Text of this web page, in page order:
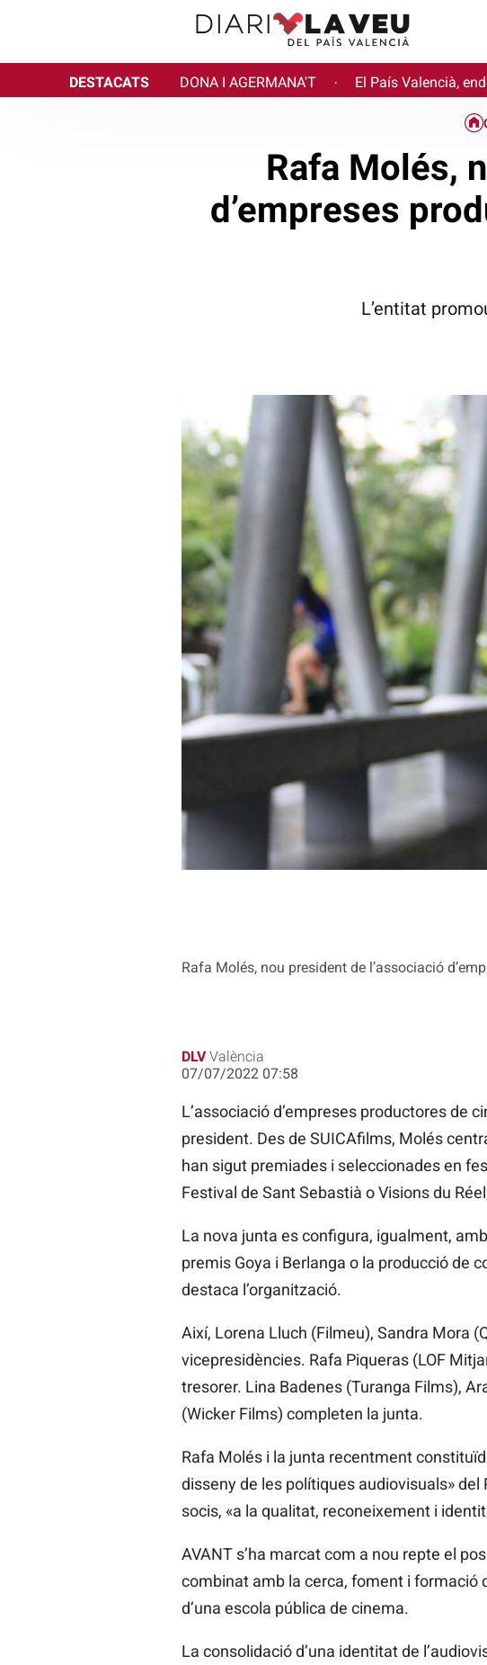
DESTACATS DONA I AGERMANA'T · El País Valencià,
Rafa Molés, nou president de l’associació
Rafa Molés,
d’empreses
L’entitat
DLV València
07/07/2022 07:58
L’associació d’empreses productores de
president. Des de SUICAfilms, Molés
han sigut premiades i seleccionades en
Festival de Sant Sebastià o Visions du
La nova junta es configura, igualment,
premis Goya i Berlanga o la producció de
destaca l’organització.
Així, Lorena Lluch (Filmeu), Sandra Mora
vicepresidències. Rafa Piqueras (LOF
tresorer. Lina Badenes (Turanga Films),
(Wicker Films) completen la junta.
Rafa Molés i la junta recentment
disseny de les polítiques audiovisuals»
socis, «a la qualitat, reconeixement i
AVANT s’ha marcat com a nou repte el
combinat amb la cerca, foment i formació
d’una escola pública de cinema.
La consolidació d’una identitat de